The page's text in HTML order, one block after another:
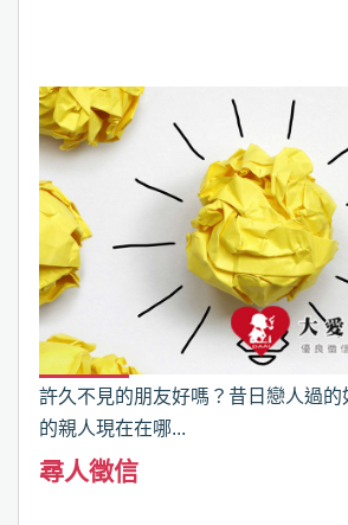
許久不見的朋友好嗎？昔日戀人過的
的親人現在在哪...
尋人徵信